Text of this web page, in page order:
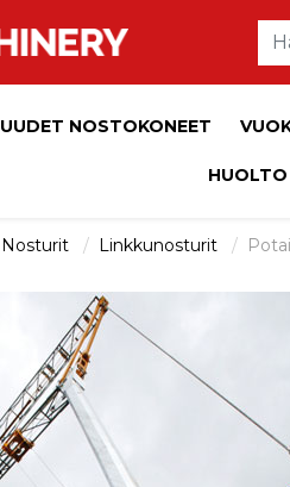
UUDET NOSTOKONEET
Nosturit Linkkunosturit